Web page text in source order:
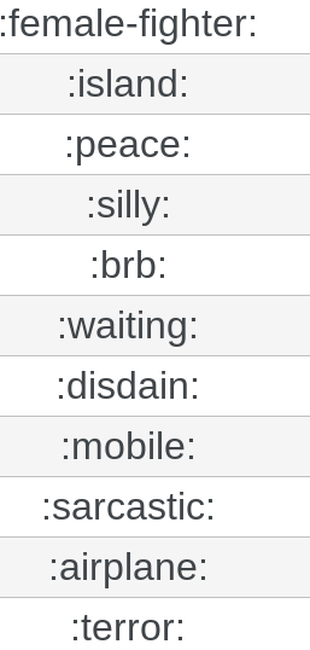
:female-fighter:
:island:
:peace:
:silly:
:brb:
:waiting:
:disdain:
:mobile:
:sarcastic:
:airplane:
:terror: